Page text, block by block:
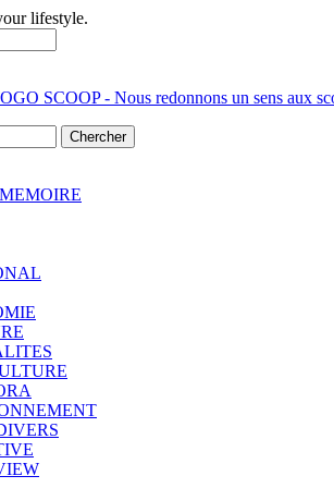
lifestyle.
SCOOP - Nous redonnons un sens aux